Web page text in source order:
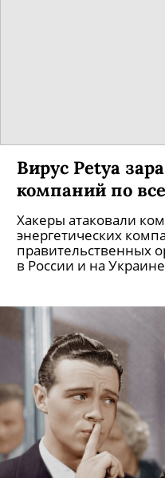
Вирус Petya
компаний по
Хакеры атаковали
энергетических
правительственных
в России и на